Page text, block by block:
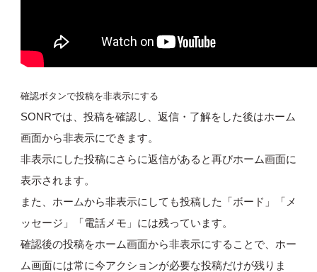
確認ボタンで投稿を非表示にする
SONRでは、投稿を確認し、返信・了解をした後はホーム
画面から非表示にできます。
非表示にした投稿にさらに返信があると再びホーム画面に
表示されます。
また、ホームから非表示にしても投稿した「ボード」「メ
ッセージ」「電話メモ」には残っています。
確認後の投稿をホーム画面から非表示にすることで、ホー
ム画面には常に今アクションが必要な投稿だけが残りま